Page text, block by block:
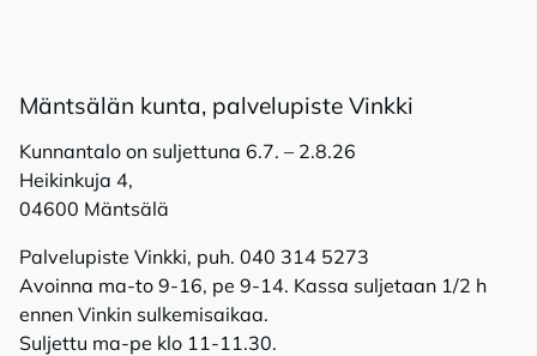
Mänt­sä­län kun­ta, pal­ve­lu­pis­te Vink­ki
Kunnantalo on suljettuna 6.7. – 2.8.26
Heikinkuja 4,
04600 Mäntsälä
Palvelupiste Vinkki, puh. 040 314 5273
Avoinna ma-to 9-16, pe 9-14. Kassa suljetaan 1/2 h
ennen Vinkin sulkemisaikaa.
Suljettu ma-pe klo 11-11.30.